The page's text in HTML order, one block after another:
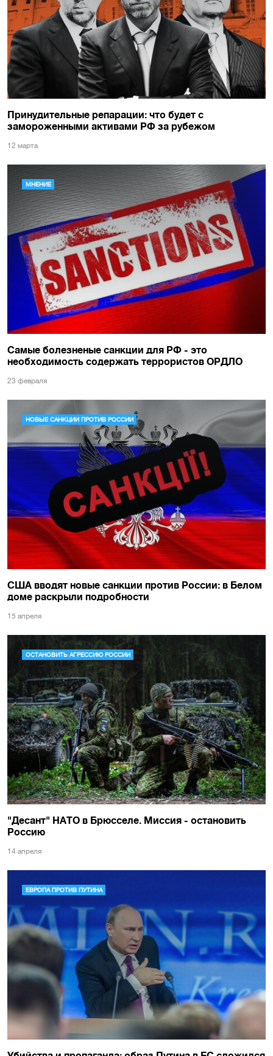
Принудительные репарации: что будет с
замороженными активами РФ за рубежом
12 марта
МНЕНИЕ
Самые болезненые санкции для РФ - это
необходимость содержать террористов ОРДЛО
23 февраля
НОВЫЕ САНКЦИИ ПРОТИВ РОССИИ
США вводят новые санкции против России: в Белом
доме раскрыли подробности
15 апреля
ОСТАНОВИТЬ АГРЕССИЮ РОССИИ
"Десант" НАТО в Брюсселе. Миссия - остановить
Россию
14 апреля
ЕВРОПА ПРОТИВ ПУТИНА